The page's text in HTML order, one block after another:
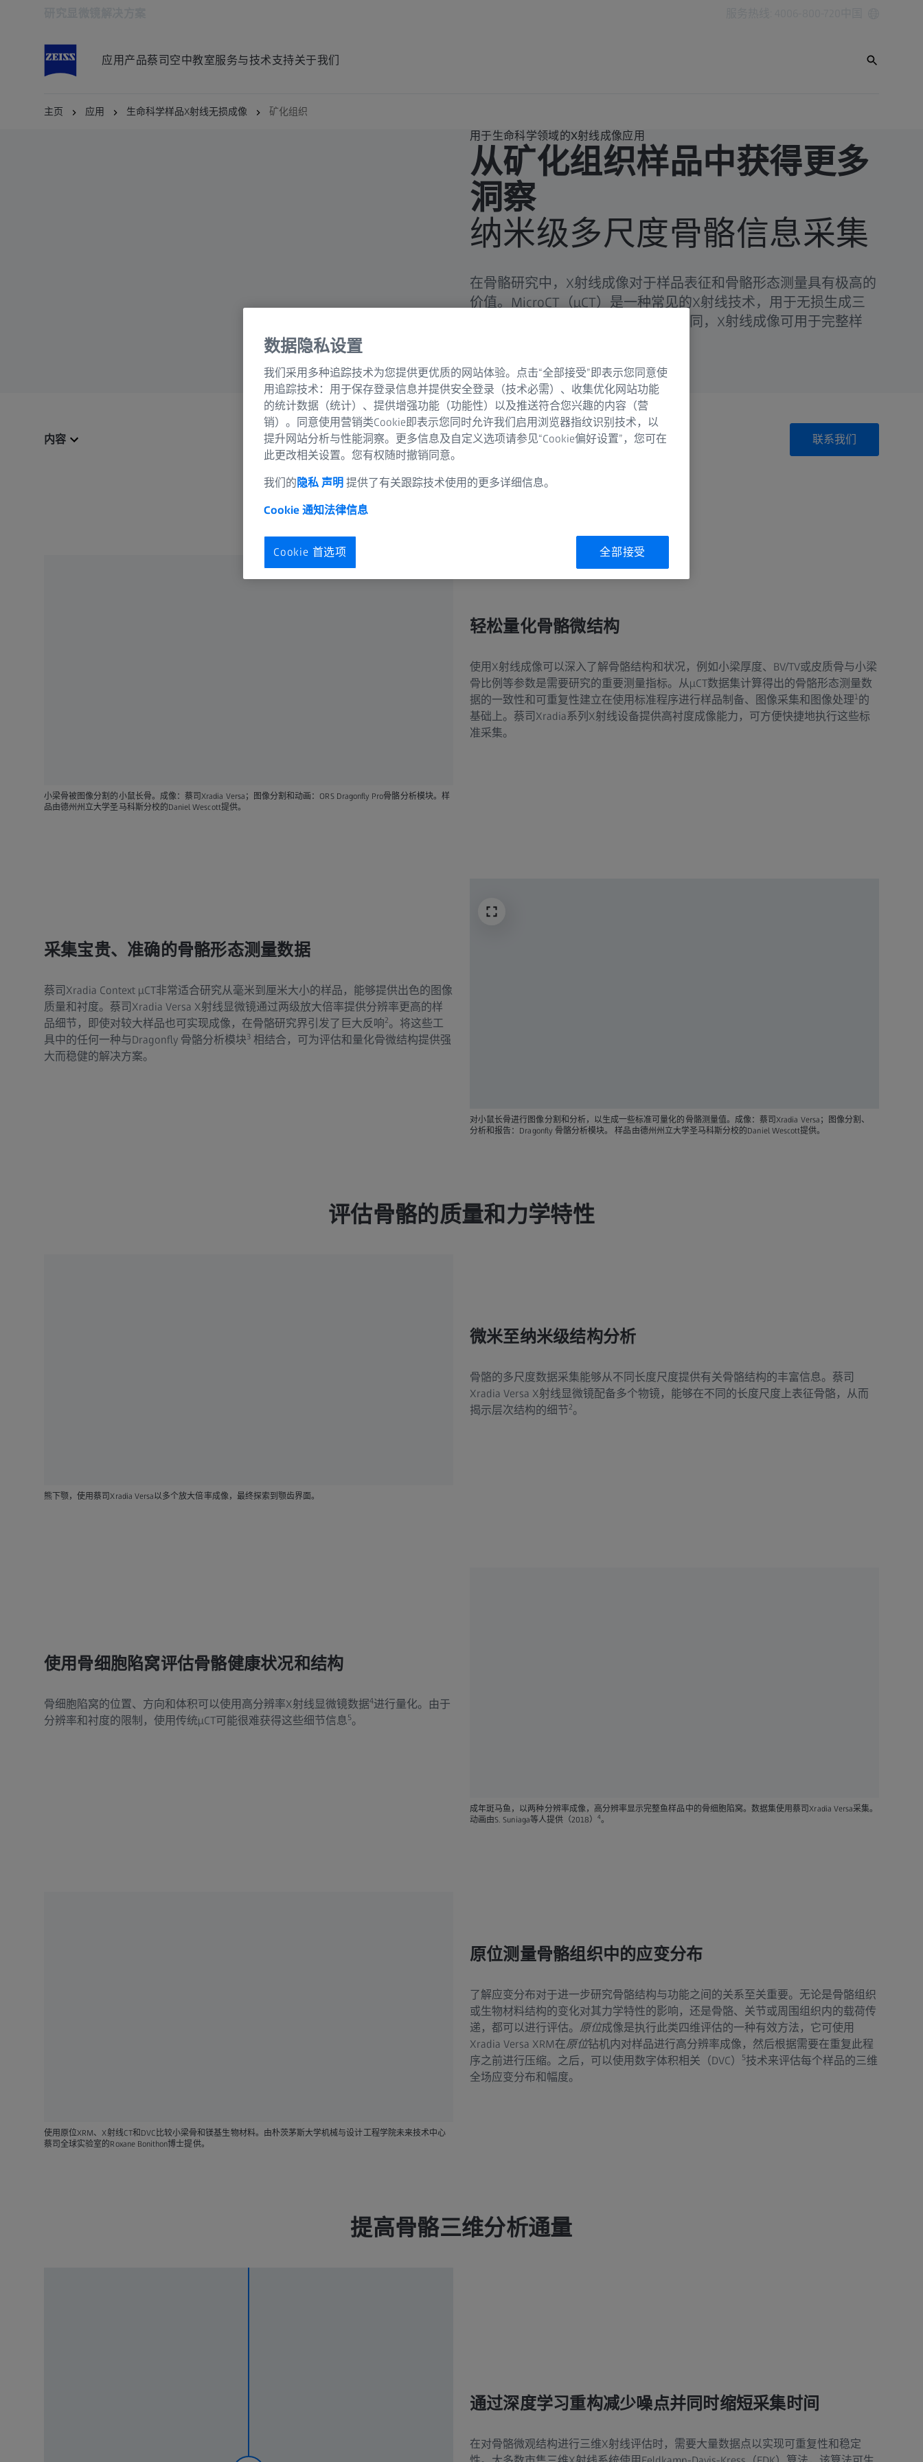
应用 产品蔡司空中教室服务与技术支持关于我们
主页 应用 生命科学样品X射线无损成像 矿化组织
用于生命科学领域的X射线成像应用
从矿化组织样品中获得更多
洞察
纳米级多尺度骨骼信息采集
在骨骼研究中，X射线成像对于样品表征和骨骼形态测量具有极高的
价值。MicroCT（µCT）是一种常见的X射线技术，用于无损生成三
维数据集。与其他显微镜成像方法不同，X射线成像可用于完整样
内容 联系我们
小梁骨被图像分割的小鼠长骨。成像：蔡司Xradia Versa；图像分割和动画：ORS Dragonfly Pro骨骼分析模块。样
品由德州州立大学圣马科斯分校的Daniel Wescott提供。
轻松量化骨骼微结构
使用X射线成像可以深入了解骨骼结构和状况，例如小梁厚度、BV/TV或皮质骨与小梁
骨比例等参数是需要研究的重要测量指标。从µCT数据集计算得出的骨骼形态测量数
据的一致性和可重复性建立在使用标准程序进行样品制备、图像采集和图像处理1的
基础上。蔡司Xradia系列X射线设备提供高衬度成像能力，可方便快捷地执行这些标
准采集。
对小鼠长骨进行图像分割和分析，以生成一些标准可量化的骨骼测量值。成像：蔡司Xradia Versa；图像分割、
分析和报告：Dragonfly 骨骼分析模块。 样品由德州州立大学圣马科斯分校的Daniel Wescott提供。
采集宝贵、准确的骨骼形态测量数据
蔡司Xradia Context µCT非常适合研究从毫米到厘米大小的样品，能够提供出色的图像
质量和衬度。蔡司Xradia Versa X射线显微镜通过两级放大倍率提供分辨率更高的样
品细节，即使对较大样品也可实现成像，在骨骼研究界引发了巨大反响2。将这些工
具中的任何一种与Dragonfly 骨骼分析模块3 相结合，可为评估和量化骨微结构提供强
大而稳健的解决方案。
评估骨骼的质量和力学特性
熊下颚，使用蔡司Xradia Versa以多个放大倍率成像，最终探索到颚齿界面。
微米至纳米级结构分析
骨骼的多尺度数据采集能够从不同长度尺度提供有关骨骼结构的丰富信息。蔡司
Xradia Versa X射线显微镜配备多个物镜，能够在不同的长度尺度上表征骨骼，从而
揭示层次结构的细节2。
成年斑马鱼，以两种分辨率成像，高分辨率显示完整鱼样品中的骨细胞陷窝。数据集使用蔡司Xradia Versa采集。
动画由S. Suniaga等人提供（2018）4。
使用骨细胞陷窝评估骨骼健康状况和结构
骨细胞陷窝的位置、方向和体积可以使用高分辨率X射线显微镜数据4进行量化。由于
分辨率和衬度的限制，使用传统µCT可能很难获得这些细节信息5。
使用原位XRM、X射线CT和DVC比较小梁骨和镁基生物材料。由朴茨茅斯大学机械与设计工程学院未来技术中心
蔡司全球实验室的Roxane Bonithon博士提供。
原位测量骨骼组织中的应变分布
了解应变分布对于进一步研究骨骼结构与功能之间的关系至关重要。无论是骨骼组织
或生物材料结构的变化对其力学特性的影响，还是骨骼、关节或周围组织内的载荷传
递，都可以进行评估。 原位成像是执行此类四维评估的一种有效方法，它可使用
Xradia Versa XRM在原位钻机内对样品进行高分辨率成像，然后根据需要在重复此程
序之前进行压缩。之后，可以使用数字体积相关（DVC）
5技术来评估每个样品的三维
全场应变分布和幅度。
提高骨骼三维分析通量
通过深度学习重构减少噪点并同时缩短采集时间
在对骨骼微观结构进行三维X射线评估时，需要大量数据点以实现可重复性和稳定
数据隐私设置
我们采用多种追踪技术为您提供更优质的网站体验。点击“全部接受”即表示您同意使
用追踪技术：用于保存登录信息并提供安全登录（技术必需）、收集优化网站功能
的统计数据（统计）、提供增强功能（功能性）以及推送符合您兴趣的内容（营
销）。同意使用营销类Cookie即表示您同时允许我们启用浏览器指纹识别技术，以
提升网站分析与性能洞察。更多信息及自定义选项请参见“Cookie偏好设置”，您可在
此更改相关设置。您有权随时撤销同意。
我们的 隐私 声明 提供了有关跟踪技术使用的更多详细信息。
Cookie 通知法律信息
Cookie 首选项 全部接受